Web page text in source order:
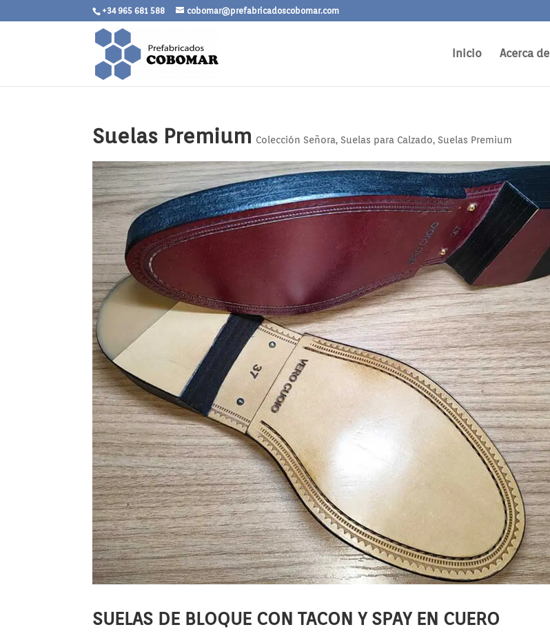
+34 965 681 588 cobomar@prefabricadoscobomar.com
Inicio Acerca de
Suelas Premium Colección Señora, Suelas para Calzado, Suelas Premium
SUELAS DE BLOQUE CON TACON Y SPAY EN CUERO